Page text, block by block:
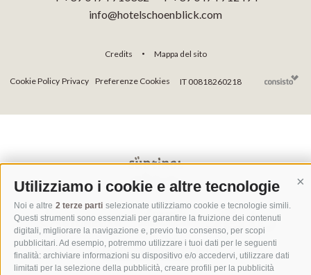
Utilizziamo i cookie e altre tecnologie
Noi e altre 2 terze parti selezionate utilizziamo cookie e tecnologie simili.
Questi strumenti sono essenziali per garantire la fruizione dei contenuti
digitali, migliorare la navigazione e, previo tuo consenso, per scopi
pubblicitari. Ad esempio, potremmo utilizzare i tuoi dati per le seguenti
finalità: archiviare informazioni su dispositivo e/o accedervi, utilizzare dati
limitati per la selezione della pubblicità, creare profili per la pubblicità
info@hotelschoenblick.com
Credits • Mappa del sito
Cookie Policy Privacy Preferenze Cookies IT 00818260218